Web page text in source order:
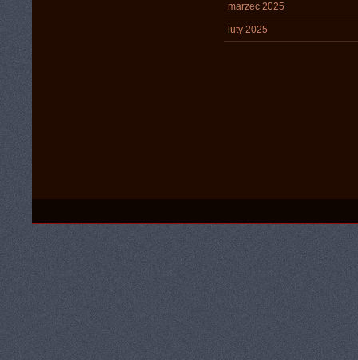
marzec 2025
luty 2025